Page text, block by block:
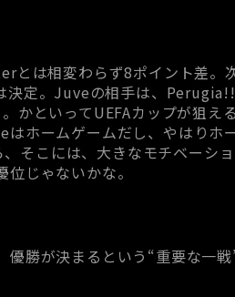
は相変わらず8ポイント差。
決定。Juveの相手は、
かといってUEFAカップが狙え
ホームゲームだし、やはりホ
そこには、大きなモチベーシ
じゃないかな。
勝が決まるという“重要な一